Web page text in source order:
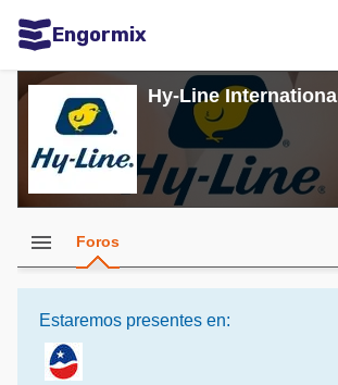
Engormix
Comunidades en español
Agricultura
Balanceados - Piensos
Avicultura
Ganadería
Micotoxinas
Porcicultura
Hy-Line International
menu Foros
Estaremos presentes en: